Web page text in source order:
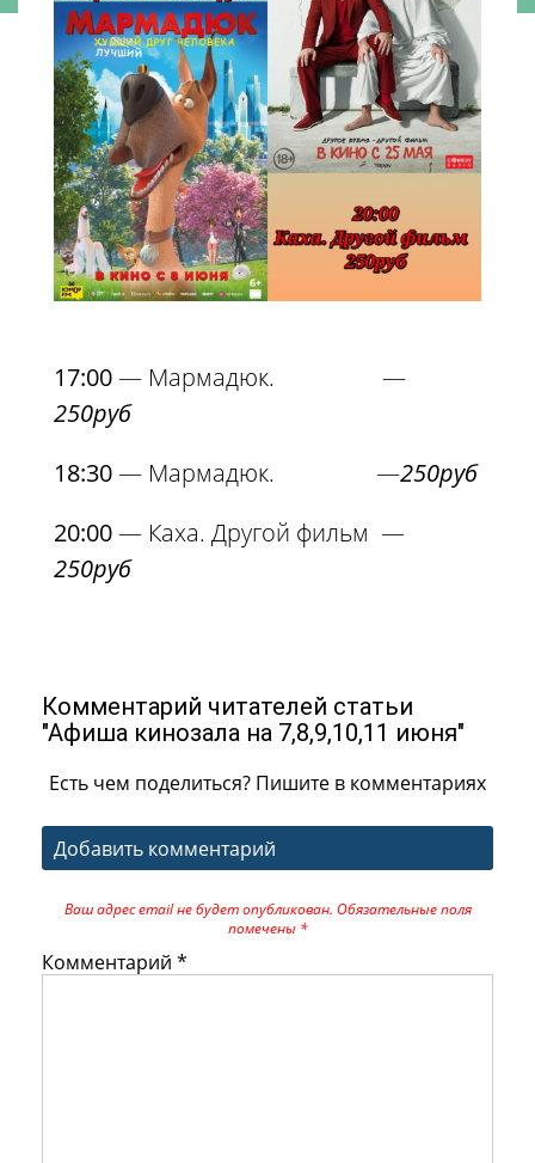
17:00— Мармадюк. —
250руб
18:30— Мармадюк. —250руб
20:00— Каха. Другой фильм —
250руб
Комментарий читателей статьи
"Афиша кинозала на 7,8,9,10,11 июня"
Есть чем поделиться? Пишите в комментариях
Добавить комментарий
Ваш адрес email не будет опубликован. Обязательные поля
помечены *
Комментарий *